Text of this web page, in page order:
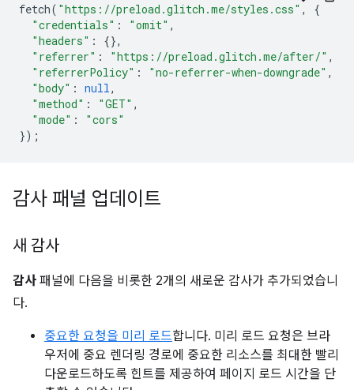
fetch( "https://preload.glitch.me/styles.css" ,
{
"credentials" : "omit" ,
"headers" :
{},
"referrer" : "https://preload.glitch.me/after/" ,
"referrerPolicy" : "no-referrer-when-downgrade" ,
"body" : null,
"method" : "GET" ,
"mode" :
"cors"
});
감사 패널 업데이트
새 감사
감사 패널에 다음을 비롯한 2개의 새로운 감사가 추가되었습니
다.
중요한 요청을 미리 로드합니다. 미리 로드 요청은 브라
우저에 중요 렌더링 경로에 중요한 리소스를 최대한 빨리
다운로드하도록 힌트를 제공하여 페이지 로드 시간을 단